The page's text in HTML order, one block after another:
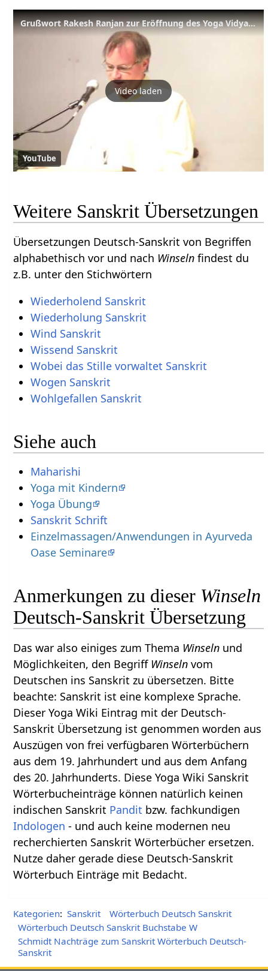
Grußwort Rakesh Ranjan zur Eröffnung des Yoga Vidya Kongresses 2009
Video laden
YouTube
Weitere Sanskrit Übersetzungen
Übersetzungen Deutsch-Sanskrit von Begriffen
alphabethisch vor und nach Winselnfindest du
z.B. unter den Stichwörtern
Wiederholend Sanskrit
Wiederholung Sanskrit
Wind Sanskrit
Wissend Sanskrit
Wobei das Stille vorwaltet Sanskrit
Wogen Sanskrit
Wohlgefallen Sanskrit
Siehe auch
Maharishi
Yoga mit Kindern
Yoga Übung
Einzelmassagen/Anwendungen in Ayurveda
Oase Seminare
Anmerkungen zu dieser Winseln
Deutsch-Sanskrit Übersetzung
Das war also einiges zum Thema Winseln und
Möglichkeiten, den Begriff Winselnvom
Deutschen ins Sanskrit zu übersetzen. Bitte
beachte: Sanskrit ist eine komplexe Sprache.
Dieser Yoga Wiki Eintrag mit der Deutsch-
Sanskrit Übersetzung ist genommen worden aus
Auszügen von frei verfügbaren Wörterbüchern
aus dem 19. Jahrhundert und aus dem Anfang
des 20. Jahrhunderts. Diese Yoga Wiki Sanskrit
Wörterbucheinträge können natürlich keinen
indischen Sanskrit Pandit bzw. fachkundigen
Indologen - und auch keine modernen neu
recherchierten Sanskrit Wörterbücher ersetzen.
Nutze daher gerade diese Deutsch-Sanskrit
Wörterbuch Einträge mit Bedacht.
Kategorien: Sanskrit
Wörterbuch Deutsch Sanskrit
Wörterbuch Deutsch Sanskrit Buchstabe W
Schmidt Nachträge zum Sanskrit Wörterbuch Deutsch-
Sanskrit